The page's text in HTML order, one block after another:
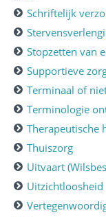
Schriftelijk
Stopzetten van
Supportieve
Terminaal of
Terminologie
Therapeutische
Thuiszorg
Uitvaart
Uitzichtloosheid